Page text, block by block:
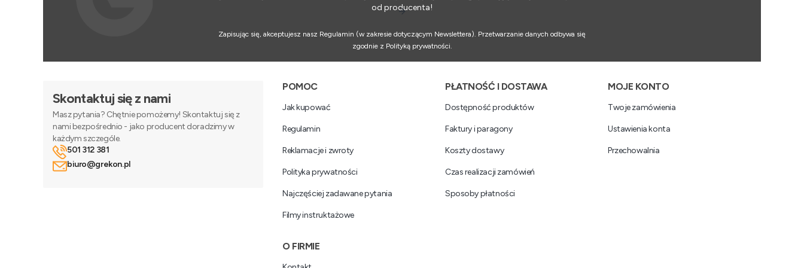
od producenta!
Zapisując się, akceptujesz nasz Regulamin (w zakresie dotyczącym Newslettera). Przetwarzanie danych odbywa się
zgodnie z Polityką prywatności.
Skontaktuj się z nami
Masz pytania? Chętnie pomożemy! Skontaktuj się z
nami bezpośrednio - jako producent doradzimy w
każdym szczególe.
501 312 381
biuro@grekon.pl
Linki w stopce
POMOC
Jak kupować
Regulamin
Reklamacje i zwroty
Polityka prywatności
Najczęściej zadawane pytania
Filmy instruktażowe
PŁATNOŚĆ I DOSTAWA
Dostępność produktów
Faktury i paragony
Koszty dostawy
Czas realizacji zamówień
Sposoby płatności
MOJE KONTO
Twoje zamówienia
Ustawienia konta
Przechowalnia
O FIRMIE